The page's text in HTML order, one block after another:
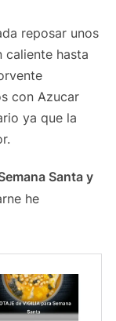
reposar unos
caliente hasta
con Azucar
ya que la
Santa y
he